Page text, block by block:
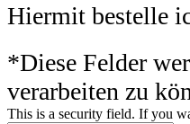
Hiermit bestelle
*Diese Felder
verarbeiten zu
This is a security field. If you